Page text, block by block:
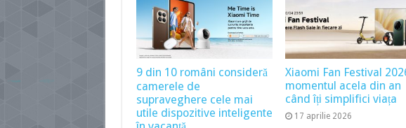
9 din 10 români consideră
camerele de
supraveghere cele mai
utile dispozitive inteligente
Xiaomi Fan Festival
momentul acela din an
când îți simplifici viața
17 aprilie 2026